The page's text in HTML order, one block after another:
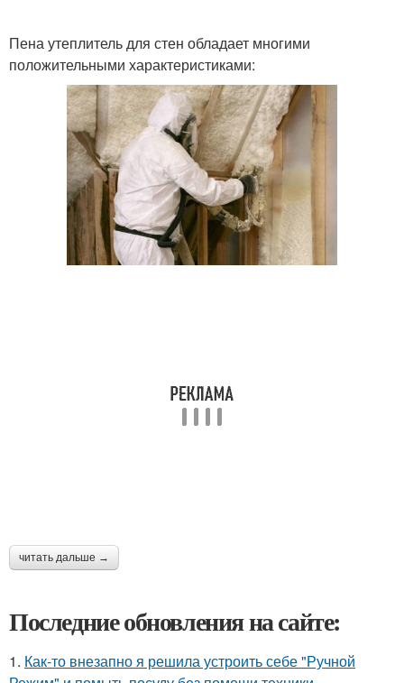
Пена утеплитель для стен обладает многими
положительными характеристиками:
читать дальше →
Последние обновления на сайте:
1. Как-то внезапно я решила устроить себе "Ручной